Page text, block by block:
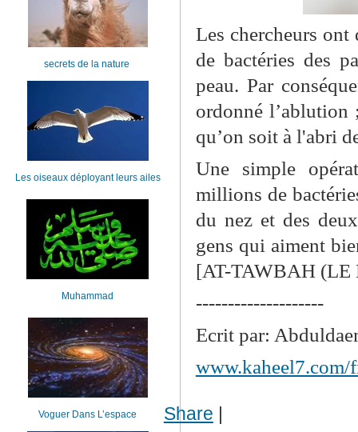
Les chercheurs
de bactéries des
peau. Par
ordonné
qu’on soit à l'abri
Une simple
millions de
du nez et des
gens qui aiment
[AT-TAWBAH (LE
--------------------
Ecrit par:
www.kaheel7.com/
Share |
secrets de la nature
Les oiseaux déployant leurs ailes
Muhammad
Voguer Dans L’espace